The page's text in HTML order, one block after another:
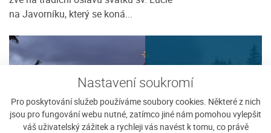
Nastavení soukromí
Pro poskytování služeb používáme soubory cookies. Některé z nich
jsou pro fungování webu nutné, zatímco jiné nám pomohou vylepšit
váš uživatelský zážitek a rychleji vás navést k tomu, co právě
na Javorníku, který se koná...
12
PRO